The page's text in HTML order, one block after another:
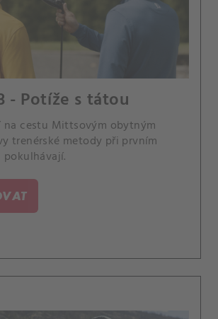
- Potíže s tátou
na cestu Mittsovým obytným
trenérské metody při prvním